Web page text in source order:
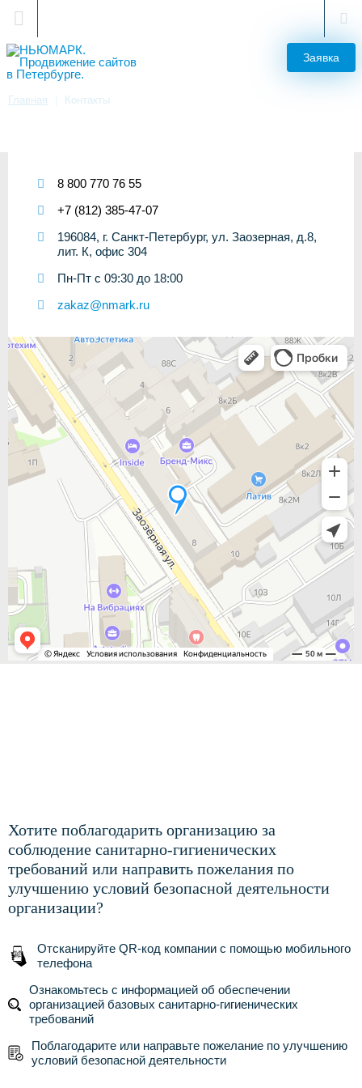
Заявка
Главная Контакты
8 800 770 76 55
+7 (812) 385-47-07
196084, г. Санкт-Петербург, ул. Заозерная, д.8,
лит. К, офис 304
Пн-Пт с 09:30 до 18:00
zakaz@nmark.ru
Хотите поблагодарить организацию за
соблюдение санитарно-гигиенических
требований или направить пожелания по
улучшению условий безопасной деятельности
организации?
Отсканируйте QR-код компании с помощью мобильного
телефона
Ознакомьтесь с информацией об обеспечении
организацией базовых санитарно-гигиенических
требований
Поблагодарите или направьте пожелание по улучшению
условий безопасной деятельности